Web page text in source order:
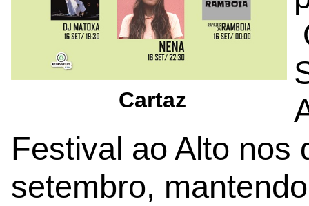
Cartaz
Festival ao Alto nos
setembro,